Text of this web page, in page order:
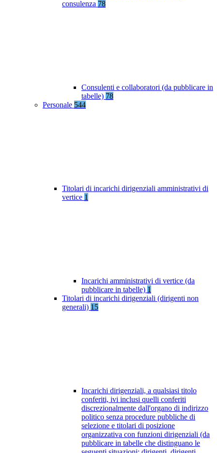
consulenza 78
Consulenti e collaboratori (da pubblicare in
tabelle) 78
Personale 544
Titolari di incarichi dirigenziali amministrativi di
vertice 1
Incarichi amministrativi di vertice (da
pubblicare in tabelle) 1
Titolari di incarichi dirigenziali (dirigenti non
generali) 15
Incarichi dirigenziali, a qualsiasi titolo
conferiti, ivi inclusi quelli conferiti
discrezionalmente dall'organo di indirizzo
politico senza procedure pubbliche di
selezione e titolari di posizione
organizzativa con funzioni dirigenziali (da
pubblicare in tabelle che distinguano le